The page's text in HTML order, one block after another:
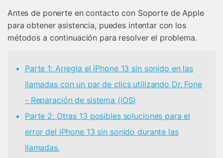
Antes de ponerte en contacto con Soporte de Apple
para obtener asistencia, puedes intentar con los
métodos a continuación para resolver el problema.
Parte 1: Arregla el iPhone 13 sin sonido en las
llamadas con un par de clics utilizando Dr. Fone
- Reparación de sistema (iOS)
Parte 2: Otras 13 posibles soluciones para el
error del iPhone 13 sin sonido durante las
llamadas.